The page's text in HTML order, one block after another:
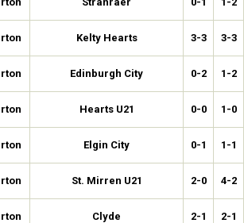
Kelty Hearts 3-3 3-3
Edinburgh City 0-2 1-2
Hearts U21 0-0 1-0
Elgin City 0-1 1-1
St. Mirren U21 2-0 4-2
Clyde 2-1 2-1